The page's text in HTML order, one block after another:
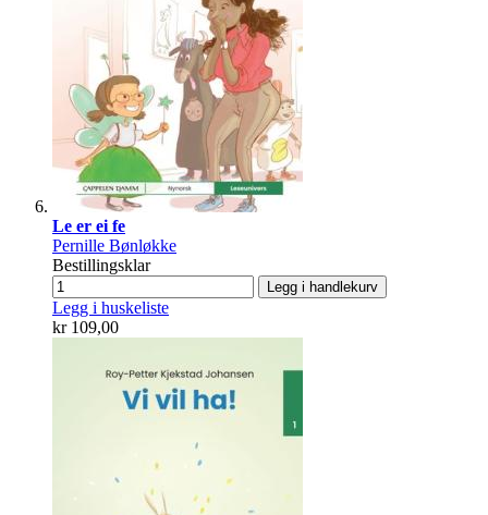
Le er ei fe
Pernille Bønløkke
Bestillingsklar
Legg i handlekurv
Legg i huskeliste
kr 109,00